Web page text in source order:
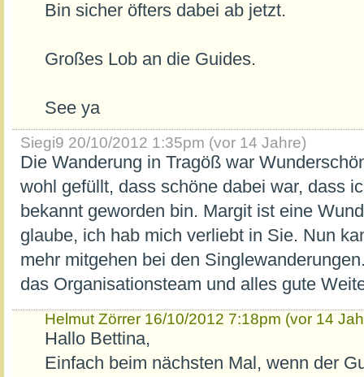
Bin sicher öfters dabei ab jetzt.
Großes Lob an die Guides.
See ya
Siegi9 20/10/2012 1:35pm (vor 14 Jahre)
Die Wanderung in Tragöß war
wohl gefüllt, dass schöne dabei war, dass
bekannt geworden bin. Margit ist eine
glaube, ich hab mich verliebt in Sie. Nun
mehr mitgehen bei den
das Organisationsteam und alles gute
Helmut Zörrer 16/10/2012 7:18pm (vor 14
Hallo Bettina,
Einfach beim nächsten Mal, wenn der